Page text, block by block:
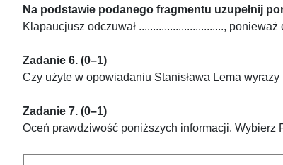
Na podstawie podanego fragmentu uzupełnij
Klapaucjusz odczuwał ..............................,
Zadanie 6. (0–1)
Czy użyte w opowiadaniu Stanisława Lema
Zadanie 7. (0–1)
Oceń prawdziwość poniższych informacji. Wybierz